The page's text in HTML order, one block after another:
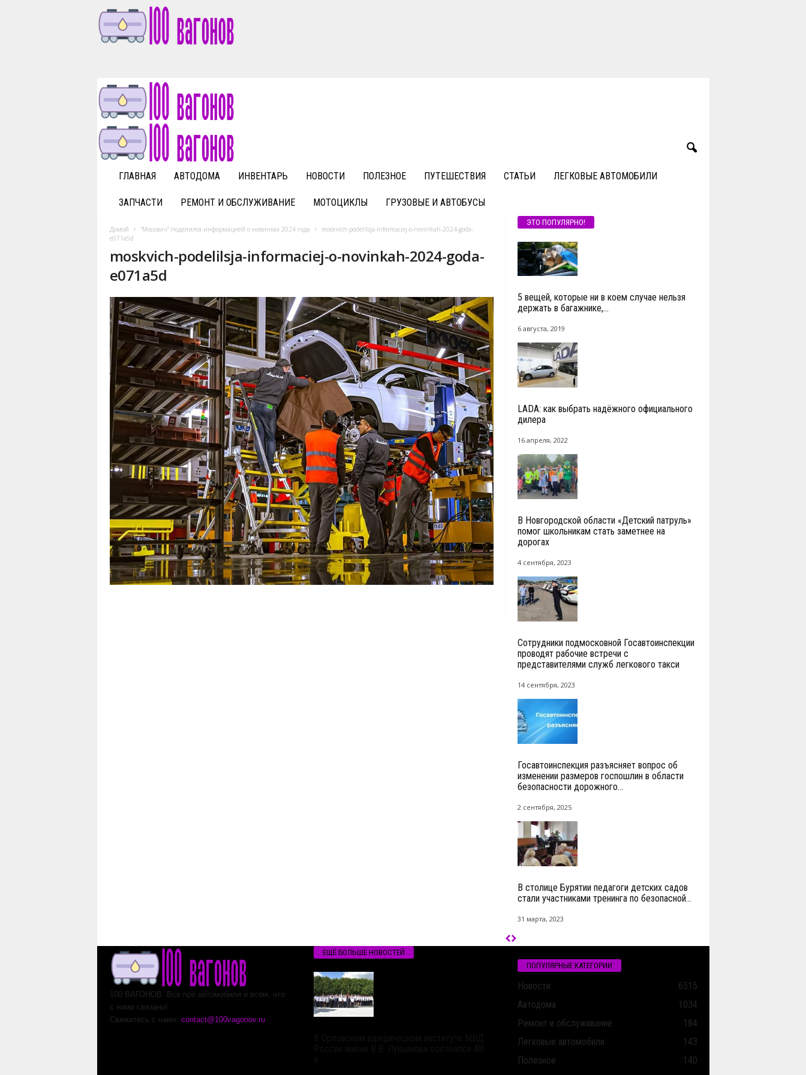
v
a
n
o
ГЛАВНАЯ АВТОДОМА ИНВЕНТАРЬ НОВОСТИ ПОЛЕЗНОЕ ПУТЕШЕСТВИЯ СТАТЬИ ЛЕГКОВЫЕ АВТОМОБИЛИ
ЗАПЧАСТИ РЕМОНТ И ОБСЛУЖИВАНИЕ МОТОЦИКЛЫ ГРУЗОВЫЕ И АВТОБУСЫ
Домой “Москвич” поделился информацией о новинках 2024 года
moskvich-podelilsja-informaciej-o-novinkah-2024-goda-
e071a5d
moskvich-podelilsja-informaciej-o-novinkah-2024-goda-
e071a5d
ЭТО ПОПУЛЯРНО!
5 вещей, которые ни в коем случае нельзя
держать в багажнике,...
6 августа, 2019
LADA: как выбрать надёжного официального
дилера
16 апреля, 2022
В Новгородской области «Детский патруль»
помог школьникам стать заметнее на
дорогах
4 сентября, 2023
Сотрудники подмосковной Госавтоинспекции
проводят рабочие встречи с
представителями служб легкового такси
14 сентября, 2023
Госавтоинспекция разъясняет вопрос об
изменении размеров госпошлин в области
безопасности дорожного...
2 сентября, 2025
В столице Бурятии педагоги детских садов
стали участниками тренинга по безопасной...
31 марта, 2023
100 ВАГОНОВ. Все про автомобили и всем, что
с ними связано!
Свяжитесь с нами: contact@100vagonov.ru
ЕЩЁ БОЛЬШЕ НОВОСТЕЙ
ПОПУЛЯРНЫЕ КАТЕГОРИИ
Новости
6515
Автодома
1034
Ремонт и обслуживание
184
Легковые автомобили
143
Полезное
140